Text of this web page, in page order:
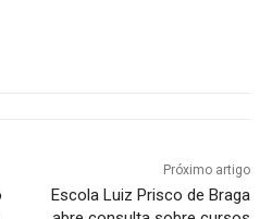
Próximo artigo
Escola Luiz Prisco de Braga